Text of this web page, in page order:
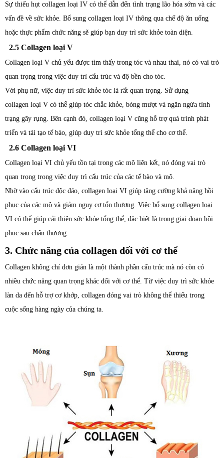
Sự thiếu hụt collagen loại IV có thể dẫn đến tình trạng lão hóa sớm và các
vấn đề về sức khỏe. Bổ sung collagen loại IV thông qua chế độ ăn uống
hoặc thực phẩm chức năng sẽ giúp bạn duy trì sức khỏe toàn diện.
2.5 Collagen loại V
Collagen loại V chủ yếu được tìm thấy trong tóc và nhau thai, nó có vai trò
quan trọng trong việc duy trì cấu trúc và độ bền cho tóc.
Với phụ nữ, việc duy trì sức khỏe tóc là rất quan trọng. Sử dụng
collagen loại V có thể giúp tóc chắc khỏe, bóng mượt và ngăn ngừa tình
trạng gãy rụng. Bên cạnh đó, collagen loại V cũng hỗ trợ quá trình phát
triển và tái tạo tế bào, giúp duy trì sức khỏe tổng thể cho cơ thể.
2.6 Collagen loại VI
Collagen loại VI chủ yếu tồn tại trong các mô liên kết, nó đóng vai trò
quan trọng trong việc duy trì cấu trúc của các tế bào và mô.
Nhờ vào cấu trúc độc đáo, collagen loại VI giúp tăng cường khả năng hồi
phục của các mô và giảm nguy cơ tổn thương. Việc bổ sung collagen loại
VI có thể giúp cải thiện sức khỏe tổng thể, đặc biệt là trong giai đoạn hồi
phục sau chấn thương.
3. Chức năng của collagen đối với cơ thể
Collagen không chỉ đơn giản là một thành phần cấu trúc mà nó còn có
nhiều chức năng quan trọng khác đối với cơ thể. Từ việc duy trì sức khỏe
làn da đến hỗ trợ cơ khớp, collagen đóng vai trò không thể thiếu trong
cuộc sống hàng ngày của chúng ta.